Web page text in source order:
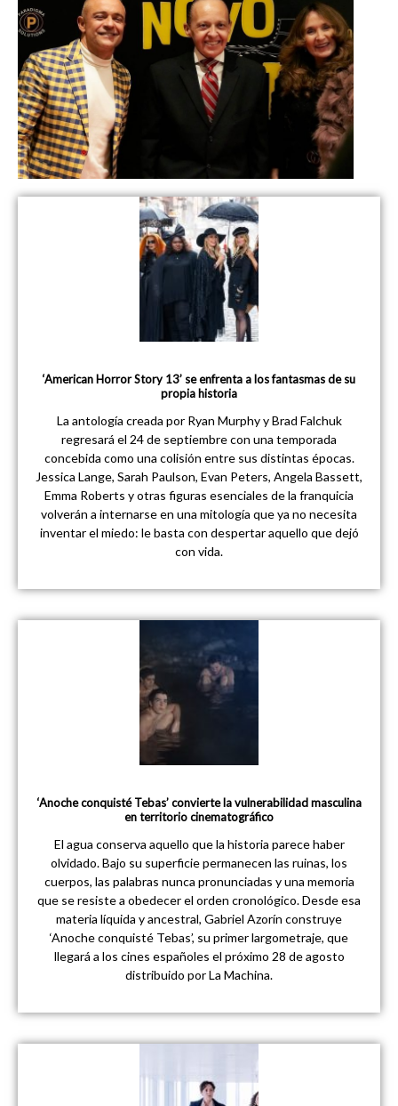
‘American Horror Story 13’ se enfrenta a los fantasmas de su
propia historia
La antología creada por Ryan Murphy y Brad Falchuk
regresará el 24 de septiembre con una temporada
concebida como una colisión entre sus distintas épocas.
Jessica Lange, Sarah Paulson, Evan Peters, Angela Bassett,
Emma Roberts y otras figuras esenciales de la franquicia
volverán a internarse en una mitología que ya no necesita
inventar el miedo: le basta con despertar aquello que dejó
con vida.
‘Anoche conquisté Tebas’ convierte la vulnerabilidad masculina
en territorio cinematográfico
El agua conserva aquello que la historia parece haber
olvidado. Bajo su superficie permanecen las ruinas, los
cuerpos, las palabras nunca pronunciadas y una memoria
que se resiste a obedecer el orden cronológico. Desde esa
materia líquida y ancestral, Gabriel Azorín construye
‘Anoche conquisté Tebas’, su primer largometraje, que
llegará a los cines españoles el próximo 28 de agosto
distribuido por La Machina.